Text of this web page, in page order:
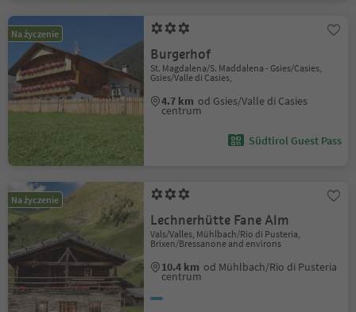
Na życzenie
Burgerhof
St. Magdalena/S. Maddalena - Gsies/Casies,
Gsies/Valle di Casies,
4.7 km od Gsies/Valle di Casies
centrum
Südtirol Guest Pass
Na życzenie
Lechnerhütte Fane Alm
Vals/Valles, Mühlbach/Rio di Pusteria,
Brixen/Bressanone and environs
10.4 km od Mühlbach/Rio di Pusteria
centrum